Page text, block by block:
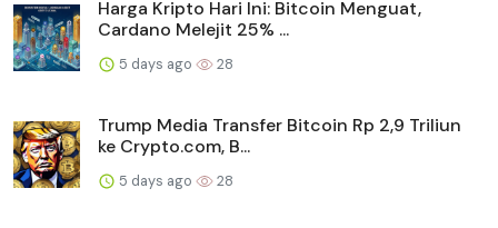
Harga Kripto Hari Ini: Bitcoin Menguat,
Cardano Melejit 25% ...
5 days ago 28
Trump Media Transfer Bitcoin Rp 2,9 Triliun
ke Crypto.com, B...
5 days ago 28